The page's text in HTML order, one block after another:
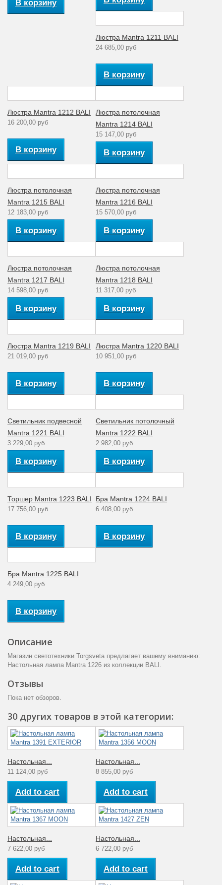
В корзину
Люстра Mantra 1211 BALI
24 685,00 руб
В корзину
Люстра Mantra 1212 BALI
16 200,00 руб
В корзину
Люстра потолочная
Mantra 1214 BALI
15 147,00 руб
В корзину
Люстра потолочная
Mantra 1215 BALI
12 183,00 руб
В корзину
Люстра потолочная
Mantra 1216 BALI
15 570,00 руб
В корзину
Люстра потолочная
Mantra 1217 BALI
14 598,00 руб
В корзину
Люстра потолочная
Mantra 1218 BALI
11 317,00 руб
В корзину
Люстра Mantra 1219 BALI
21 019,00 руб
В корзину
Люстра Mantra 1220 BALI
10 951,00 руб
В корзину
Светильник подвесной
Mantra 1221 BALI
3 229,00 руб
В корзину
Светильник потолочный
Mantra 1222 BALI
2 982,00 руб
В корзину
Торшер Mantra 1223 BALI
17 756,00 руб
В корзину
Бра Mantra 1224 BALI
6 408,00 руб
В корзину
Бра Mantra 1225 BALI
4 249,00 руб
В корзину
Описание
Магазин светотехники Torgsveta предлагает вашему вниманию:
Настольная лампа Mantra 1226 из коллекции BALI.
Отзывы
Пока нет обзоров.
30 других товаров в этой категории:
Настольная...
11 124,00 руб
Add to cart
Настольная...
8 855,00 руб
Add to cart
Настольная...
7 622,00 руб
Add to cart
Настольная...
6 722,00 руб
Add to cart